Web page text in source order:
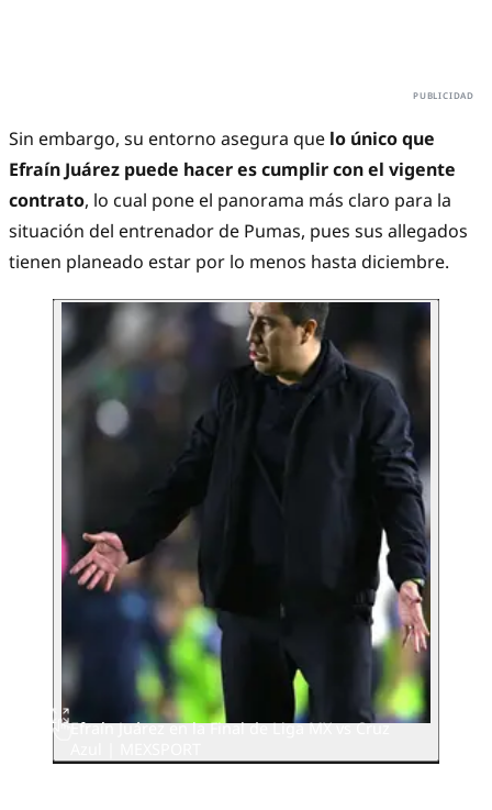
Sin embargo, su entorno asegura que lo único que
Efraín Juárez puede hacer es cumplir con el vigente
contrato, lo cual pone el panorama más claro para la
situación del entrenador de Pumas, pues sus allegados
tienen planeado estar por lo menos hasta diciembre.
Efraín Juárez en la Final de Liga MX vs Cruz